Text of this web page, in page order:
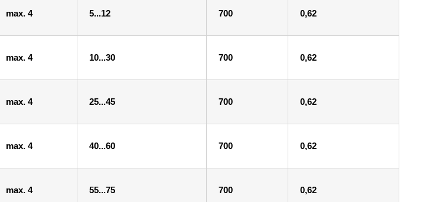
max. 4 5...12 700 0,62
max. 4 10...30 700 0,62
max. 4 25...45 700 0,62
max. 4 40...60 700 0,62
max. 4 55...75 700 0,62